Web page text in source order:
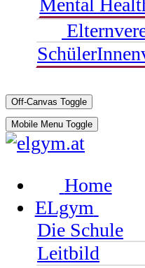
Off-Canvas Toggle
Mobile Menu Toggle
Home
ELgym
Die Schule
Leitbild